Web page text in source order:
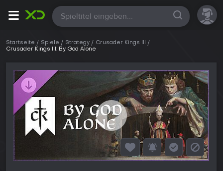
Alle
Startseite Spiele Strategy
Crusader Kings III
Crusader Kings III: By God Alone